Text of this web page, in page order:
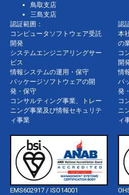
鳥取支店
三島支店
認証範囲：
コンピュータソフトウェア受託
開発
システムエンジニアリングサー
ビス
情報システムの運用・保守
パッケージソフトウェアの開
発・保守
コンサルティング事業、トレー
ニング事業及び情報セキュリテ
ィ事業
認
本
の
コ
開
情
パ
発
コ
ニ
ィ
EMS602917 / ISO14001